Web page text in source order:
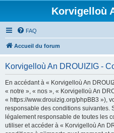
Korvigelloù
FAQ
Accueil du forum
Korvigelloù An DROUIZIG -
En accédant à « Korvigelloù An
« notre », « nos », « Korvigelloù An
« https://www.drouizig.org/phpBB3 »),
responsable des conditions suivantes.
légalement responsable de toutes les
utiliser et accéder à « Korvigelloù An